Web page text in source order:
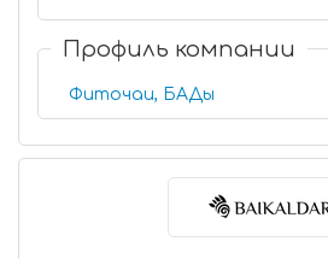
Профиль компании
Фиточаи, БАДы